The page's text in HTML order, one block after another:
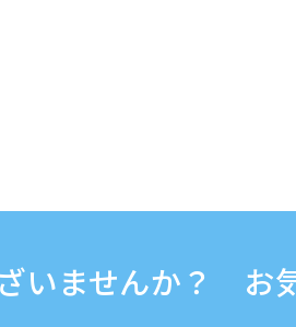
いませんか？ お